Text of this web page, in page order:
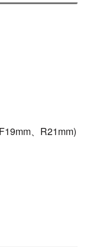
、R21mm)